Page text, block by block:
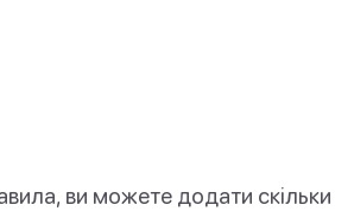
ви можете додати скільки